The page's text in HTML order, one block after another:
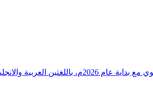
دقيقة ورصدًا واستشرافًا وافيًا لكافة أ